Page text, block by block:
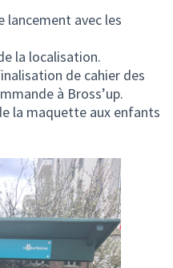
lancement avec les
la localisation.
de cahier des
à Bross’up.
la maquette aux enfants